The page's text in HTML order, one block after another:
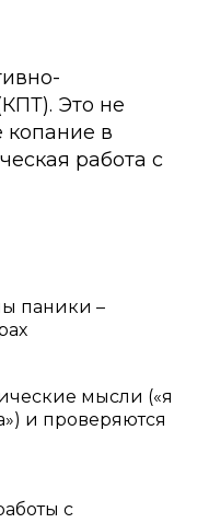
Это не
копание в
работа с
паники –
мысли («я
и проверяются
с